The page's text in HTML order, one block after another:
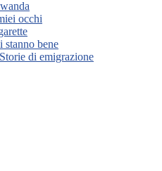
occhi
stanno bene
di emigrazione